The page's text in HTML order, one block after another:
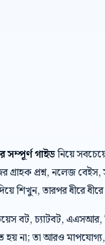
সম্পূর্ণ গাইডনিয়ে
প্রশ্ন, নলেজ বেইস,
শিখুন, তারপর ধীরে
বট, চ্যাটবট, এএসআর,
তা আরও মাপযোগ্য,